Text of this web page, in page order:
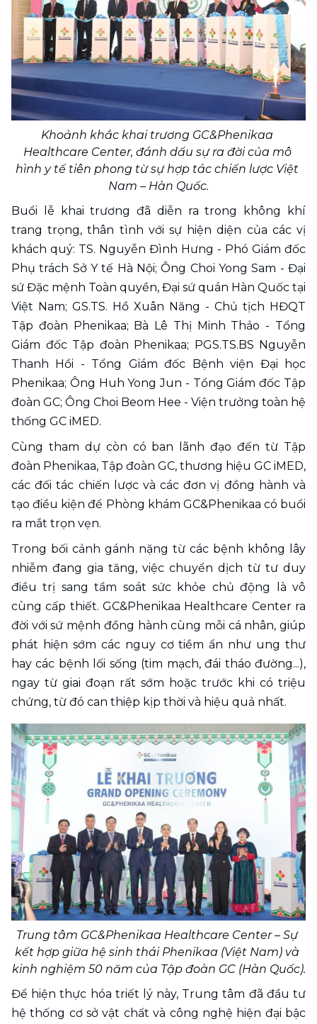
Khoảnh khắc khai trương GC&Phenikaa
Healthcare Center, đánh dấu sự ra đời của mô
hình y tế tiên phong từ sự hợp tác chiến lược Việt
Nam – Hàn Quốc.
Buổi lễ khai trương đã diễn ra trong không khí
trang trọng, thân tình với sự hiện diện của các vị
khách quý: TS. Nguyễn Đình Hưng - Phó Giám đốc
Phụ trách Sở Y tế Hà Nội; Ông Choi Yong Sam - Đại
sứ Đặc mệnh Toàn quyền, Đại sứ quán Hàn Quốc tại
Việt Nam; GS.TS. Hồ Xuân Năng - Chủ tịch HĐQT
Tập đoàn Phenikaa; Bà Lê Thị Minh Thảo - Tổng
Giám đốc Tập đoàn Phenikaa; PGS.TS.BS Nguyễn
Thanh Hồi - Tổng Giám đốc Bệnh viện Đại học
Phenikaa; Ông Huh Yong Jun - Tổng Giám đốc Tập
đoàn GC; Ông Choi Beom Hee - Viện trưởng toàn hệ
thống GC iMED.
Cùng tham dự còn có ban lãnh đạo đến từ Tập
đoàn Phenikaa, Tập đoàn GC, thương hiệu GC iMED,
các đối tác chiến lược và các đơn vị đồng hành và
tạo điều kiện để Phòng khám GC&Phenikaa có buổi
ra mắt trọn vẹn.
Trong bối cảnh gánh nặng từ các bệnh không lây
nhiễm đang gia tăng, việc chuyển dịch từ tư duy
điều trị sang tầm soát sức khỏe chủ động là vô
cùng cấp thiết. GC&Phenikaa Healthcare Center ra
đời với sứ mệnh đồng hành cùng mỗi cá nhân, giúp
phát hiện sớm các nguy cơ tiềm ẩn như ung thư
hay các bệnh lối sống (tim mạch, đái tháo đường...),
ngay từ giai đoạn rất sớm hoặc trước khi có triệu
chứng, từ đó can thiệp kịp thời và hiệu quả nhất.
Trung tâm GC&Phenikaa Healthcare Center – Sự
kết hợp giữa hệ sinh thái Phenikaa (Việt Nam) và
kinh nghiệm 50 năm của Tập đoàn GC (Hàn Quốc).
Để hiện thực hóa triết lý này, Trung tâm đã đầu tư
hệ thống cơ sở vật chất và công nghệ hiện đại bậc